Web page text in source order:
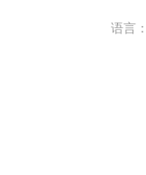
语言：